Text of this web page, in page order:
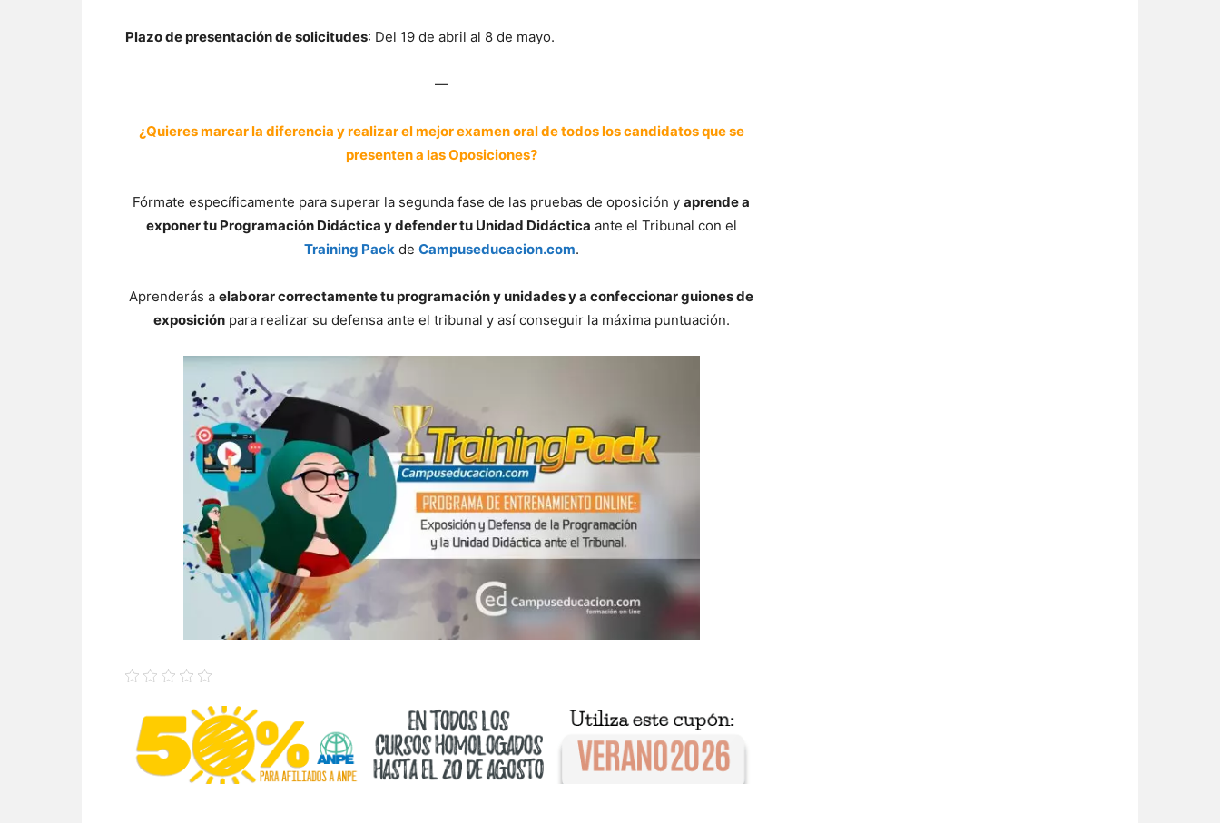
Plazo de presentación de solicitudes: Del 19 de abril al 8 de mayo.
—
¿Quieres marcar la diferencia y realizar el mejor examen oral de todos los candidatos que se
presenten a las Oposiciones?
Fórmate específicamente para superar la segunda fase de las pruebas de oposición y aprende a
exponer tu Programación Didáctica y defender tu Unidad Didáctica ante el Tribunal con el
Training Packde Campuseducacion.com.
Aprenderás a elaborar correctamente tu programación y unidades y a confeccionar guiones de
exposiciónpara realizar su defensa ante el tribunal y así conseguir la máxima puntuación.